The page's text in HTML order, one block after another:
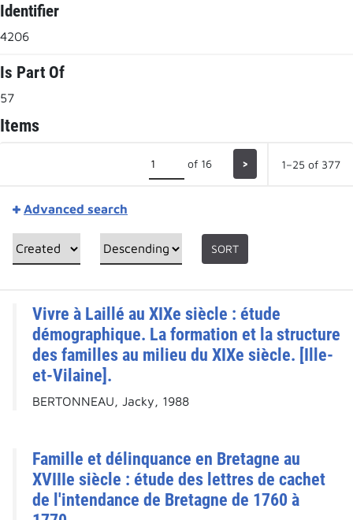
Identifier
4206
Is Part Of
57
Items
of 16 > 1–25 of 377
Advanced search
SORT
Vivre à Laillé au XIXe siècle : étude
démographique. La formation et la structure
des familles au milieu du XIXe siècle. [Ille-
et-Vilaine].
BERTONNEAU, Jacky, 1988
Famille et délinquance en Bretagne au
XVIIIe siècle : étude des lettres de cachet
de l'intendance de Bretagne de 1760 à